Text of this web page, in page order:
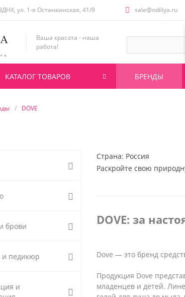
ул. 1-я Останкинская, 41/9 sale@odiliya.ru
Ваша красота - наша
работа!
КАТАЛОГ ТОВАРОВ БРЕНДЫ
/ DOVE
брови
педикюр
и
Страна: Россия
Раскройте свою
DOVE: за
Dove — это бренд
Продукция Dove
младенцев и детей.